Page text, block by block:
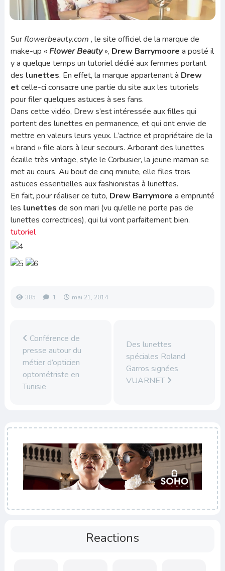
Surflowerbeauty.com , le site officiel de la marque de
make-up « Flower Beauty», Drew Barrymoore a posté il
y a quelque temps un tutoriel dédié aux femmes portant
des lunettes. En effet, la marque appartenant à Drew
et celle-ci consacre une partie du site aux les tutoriels
pour filer quelques astuces à ses fans.
Dans cette vidéo, Drew s’est intéressée aux filles qui
portent des lunettes en permanence, et qui ont envie de
mettre en valeurs leurs yeux. L’actrice et propriétaire de la
« brand » file alors à leur secours. Arborant des lunettes
écaille très vintage, style le Corbusier, la jeune maman se
met au cours. Au bout de cinq minute, elle files trois
astuces essentielles aux fashionistas à lunettes.
En fait, pour réaliser ce tuto, Drew Barrymore a emprunté
les lunettes de son mari (vu qu’elle ne porte pas de
lunettes correctrices), qui lui vont parfaitement bien.
tutoriel
385 1 mai 21, 2014
Conférence de
presse autour du
métier d’opticien
optométriste en
Tunisie
Des lunettes
spéciales Roland
Garros signées
VUARNET
Reactions